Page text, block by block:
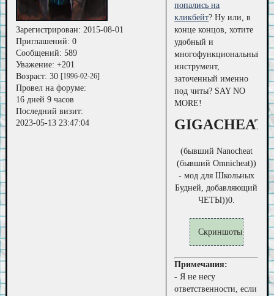
Зарегистрирован: 2015-08-01
Приглашений: 0
Сообщений: 589
Уважение: +201
Возраст: 30 [1996-02-26]
Провел на форуме:
16 дней 9 часов
Последний визит:
2023-05-13 23:47:04
попались на
кликбейт? Ну или, в
конце концов, хотите
удобный и
многофункциональный
инструмент,
заточенный именно
под читы? SAY NO
MORE!
GIGACHEAT
(бывший Nanocheat
(бывший Omnicheat))
- мод для Школьных
Будней, добавляющий
ЧЕТЫ))0.
Скриншоты
Примечания:
- Я не несу
ответственности, если